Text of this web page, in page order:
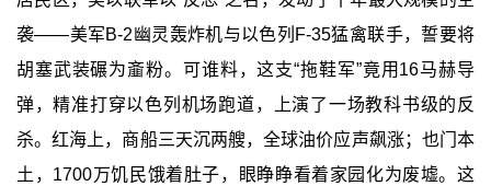
袭——美军B-2幽灵轰炸机与以色列F-35猛禽联手，誓要将
胡塞武装碾为齑粉。可谁料，这支“拖鞋军”竟用16马赫导
弹，精准打穿以色列机场跑道，上演了一场教科书级的反
杀。红海上，商船三天沉两艘，全球油价应声飙涨；也门本
土，1700万饥民饿着肚子，眼睁睁看着家园化为废墟。这